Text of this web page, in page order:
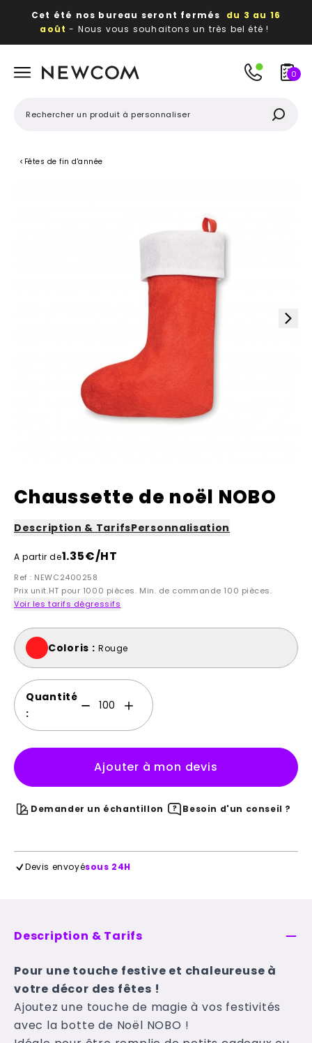
Cet été nos bureau seront fermés du 3 au 16
août - Nous vous souhaitons un très bel été !
publicitaires
0
< Fêtes de fin d'année
Chaussette de noël NOBO
Description & TarifsPersonnalisation
A partir de1.35€/HT
Ref : NEWC2400258
Prix unit.HT pour 1000 pièces. Min. de commande 100 pièces.
Voir les tarifs dégressifs
Coloris : Rouge
Quantité
:
Ajouter à mon devis
Demander un échantillon Besoin d'un conseil ?
Devis envoyésous 24H
Description & Tarifs
Pour une touche festive et chaleureuse à
votre décor des fêtes !
Ajoutez une touche de magie à vos festivités
avec la botte de Noël NOBO !